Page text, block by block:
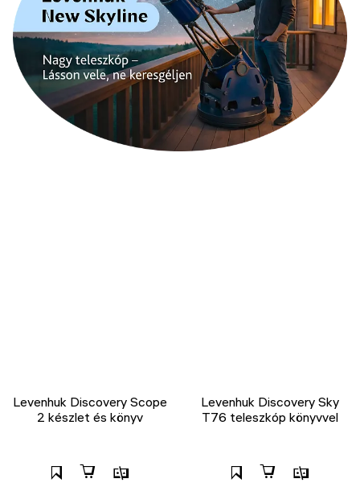
Levenhuk Discovery Scope
2 készlet és könyv
Levenhuk Discovery Sky
T76 teleszkóp könyvvel